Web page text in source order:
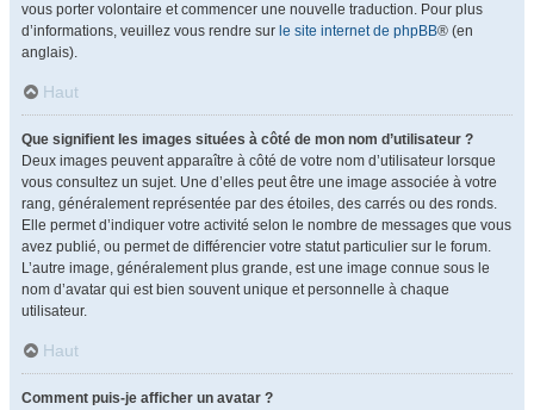
vous porter volontaire et commencer une nouvelle traduction. Pour plus
d’informations, veuillez vous rendre sur le site internet de phpBB® (en
anglais).
Haut
Que signifient les images situées à côté de mon nom d’utilisateur ?
Deux images peuvent apparaître à côté de votre nom d’utilisateur lorsque
vous consultez un sujet. Une d’elles peut être une image associée à votre
rang, généralement représentée par des étoiles, des carrés ou des ronds.
Elle permet d’indiquer votre activité selon le nombre de messages que vous
avez publié, ou permet de différencier votre statut particulier sur le forum.
L’autre image, généralement plus grande, est une image connue sous le
nom d’avatar qui est bien souvent unique et personnelle à chaque
utilisateur.
Haut
Comment puis-je afficher un avatar ?